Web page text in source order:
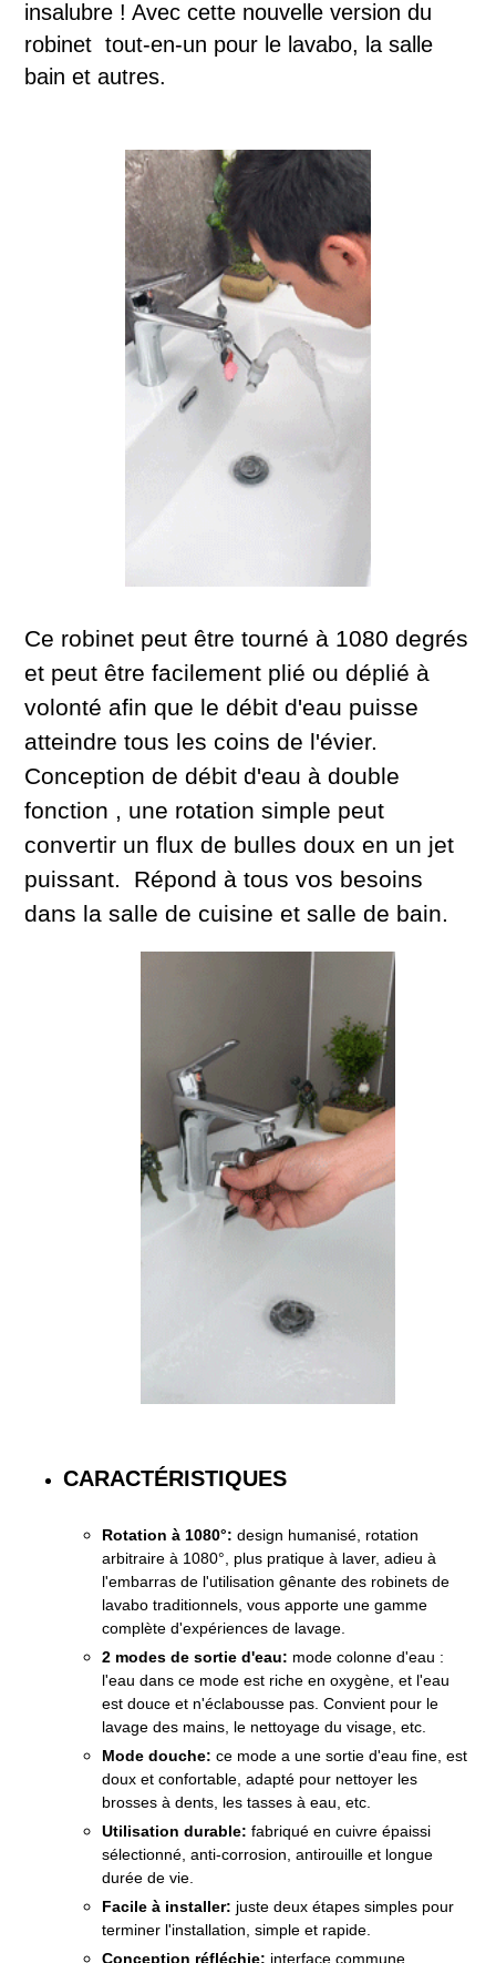
insalubre ! Avec cette nouvelle version du
robinet tout-en-un pour le lavabo, la salle
bain et autres.
Ce robinet peut être tourné à 1080 degrés
et peut être facilement plié ou déplié à
volonté afin que le débit d'eau puisse
atteindre tous les coins de l'évier.
Conception de débit d'eau à double
fonction , une rotation simple peut
convertir un flux de bulles doux en un jet
puissant. Répond à tous vos besoins
dans la salle de cuisine et salle de bain.
CARACTÉRISTIQUES
Rotation à 1080°: design humanisé, rotation
arbitraire à 1080°, plus pratique à laver, adieu à
l'embarras de l'utilisation gênante des robinets de
lavabo traditionnels, vous apporte une gamme
complète d'expériences de lavage.
2 modes de sortie d'eau: mode colonne d'eau :
l'eau dans ce mode est riche en oxygène, et l'eau
est douce et n'éclabousse pas. Convient pour le
lavage des mains, le nettoyage du visage, etc.
Mode douche: ce mode a une sortie d'eau fine, est
doux et confortable, adapté pour nettoyer les
brosses à dents, les tasses à eau, etc.
Utilisation durable: fabriqué en cuivre épaissi
sélectionné, anti-corrosion, antirouille et longue
durée de vie.
Facile à installer: juste deux étapes simples pour
terminer l'installation, simple et rapide.
Conception réfléchie: interface commune